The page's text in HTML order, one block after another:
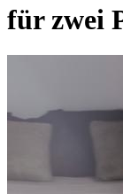
für zwei